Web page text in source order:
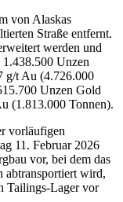
von Alaskas
Straße entfernt.
werden und
1.438.500 Unzen
g/t Au (4.726.000
Unzen Gold
(1.813.000 Tonnen).
vorläufigen
11. Februar 2026
vor, bei dem das
abtransportiert wird,
Tailings-Lager vor